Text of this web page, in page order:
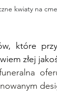
kwiaty na
które
złej